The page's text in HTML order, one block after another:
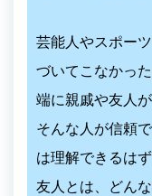
芸能人やスポー
づいてこなかっ
端に親戚や友人
そんな人が信頼
は理解できるはず
友人とは、どん